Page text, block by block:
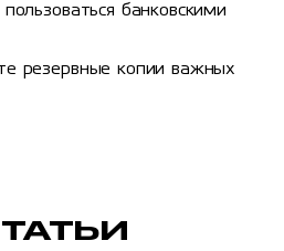
банковскими
резервные копии важных